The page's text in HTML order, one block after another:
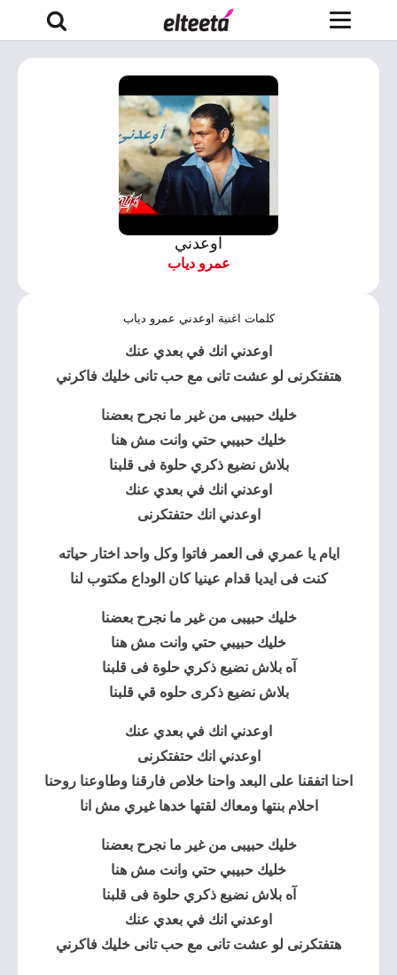
اوعدني
عمرو دياب
كلمات اغنية اوعدني عمرو دياب
اوعدني انك في بعدي عنك
هتفتكرنى لو عشت تانى مع حب تانى خليك فاكرني
خليك حبيبى من غير ما نجرح بعضنا
خليك حبيبي حتي وانت مش هنا
بلاش نضيع ذكري حلوة فى قلبنا
اوعدني انك في بعدي عنك
اوعدني انك حتفتكرنى
ايام يا عمري فى العمر فاتوا وكل واحد اختار حياته
كنت فى ايديا قدام عينيا كان الوداع مكتوب لنا
خليك حبيبى من غير ما نجرح بعضنا
خليك حبيبي حتي وانت مش هنا
آه بلاش نضيع ذكري حلوة فى قلبنا
بلاش نضيع ذكرى حلوه قي قلبنا
اوعدني انك في بعدي عنك
اوعدني انك حتفتكرنى
احنا اتفقنا على البعد واحنا خلاص فارقنا وطاوعنا روحنا
احلام بنتها ومعاك لقتها خدها غيري مش انا
خليك حبيبى من غير ما نجرح بعضنا
خليك حبيبي حتي وانت مش هنا
آه بلاش نضيع ذكري حلوة فى قلبنا
اوعدني انك في بعدي عنك
هتفتكرنى لو عشت تانى مع حب تانى خليك فاكرني